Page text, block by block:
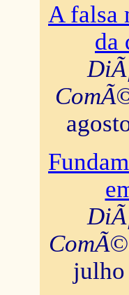
A falsa
da
julho